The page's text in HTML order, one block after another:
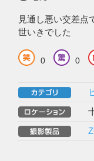
見通し悪い交差点
世いきでした
0 0